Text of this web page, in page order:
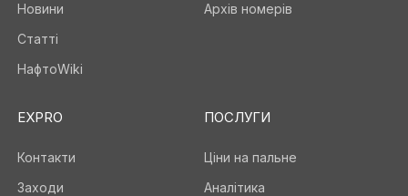
Новини
Статті
НафтоWiki
Архів номерів
EXPRO
Контакти
Заходи
ПОСЛУГИ
Ціни на пальне
Аналітика